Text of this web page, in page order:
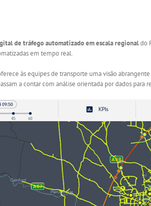
de tráfego automatizado em escala regionaldo
em tempo real.
às equipes de transporte uma visão
a contar com análise orientada por dados para